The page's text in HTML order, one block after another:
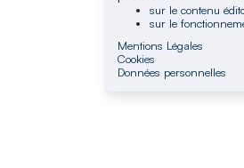
sur le contenu
sur le
Mentions Légales
Cookies
Données personnelles